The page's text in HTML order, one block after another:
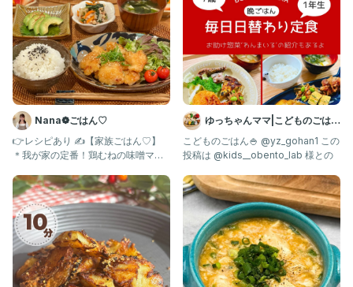
Nana❁ごはん♡
👉レシピあり ✍️【家族ごはん♡】
＊我が家の定番！鶏むねの味噌マヨ
ゆっちゃんママ|こどものごはん
×幼稚園べんとう
こどものごはん🍚 @yz_gohan1 この
投稿は @kids__obento_lab 様との